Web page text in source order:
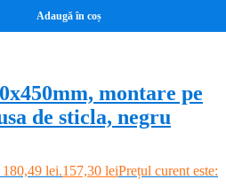
Adaugă în coș
montare pe
de sticla, negru
lei.157,30 leiPrețul curent este: